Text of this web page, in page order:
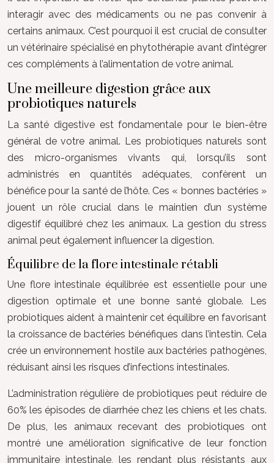
interagir avec des médicaments ou ne pas convenir à
certains animaux. C’est pourquoi il est crucial de consulter
un vétérinaire spécialisé en phytothérapie avant d’intégrer
ces compléments à l’alimentation de votre animal.
Une meilleure digestion grâce aux
probiotiques naturels
La santé digestive est fondamentale pour le bien-être
général de votre animal. Les probiotiques naturels sont
des micro-organismes vivants qui, lorsqu’ils sont
administrés en quantités adéquates, confèrent un
bénéfice pour la santé de l’hôte. Ces « bonnes bactéries »
jouent un rôle crucial dans le maintien d’un système
digestif équilibré chez les animaux. La gestion du stress
animal peut également influencer la digestion.
Équilibre de la flore intestinale rétabli
Une flore intestinale équilibrée est essentielle pour une
digestion optimale et une bonne santé globale. Les
probiotiques aident à maintenir cet équilibre en favorisant
la croissance de bactéries bénéfiques dans l’intestin. Cela
crée un environnement hostile aux bactéries pathogènes,
réduisant ainsi les risques d’infections intestinales.
L’administration régulière de probiotiques peut réduire de
60% les épisodes de diarrhée chez les chiens et les chats.
De plus, les animaux recevant des probiotiques ont
montré une amélioration significative de leur fonction
immunitaire intestinale, les rendant plus résistants aux